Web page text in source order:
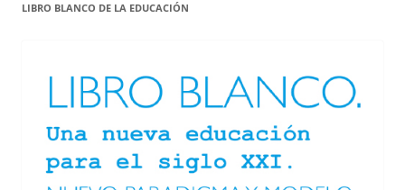
LIBRO BLANCO DE LA EDUCACIÓN